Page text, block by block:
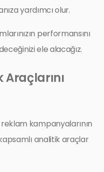
yardımcı olur.
performansını
ele alacağız.
kampanyalarının
analitik araçlar